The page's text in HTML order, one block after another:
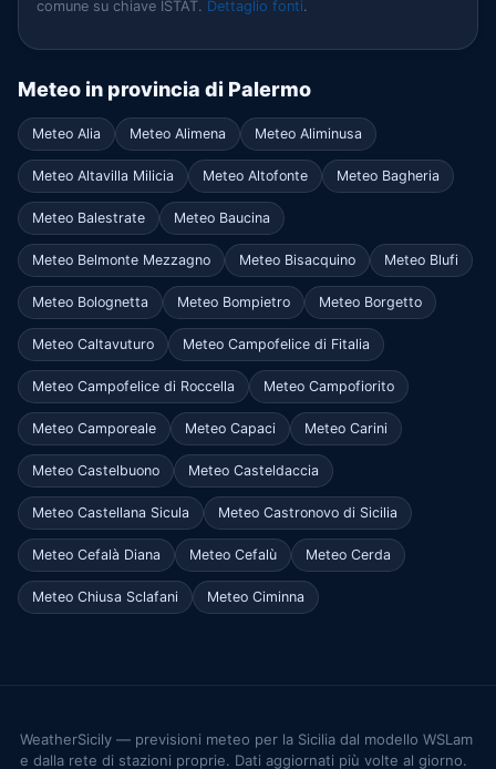
comune su chiave ISTAT. Dettaglio fonti.
Meteo in provincia di Palermo
Meteo Alia Meteo Alimena Meteo Aliminusa
Meteo Altavilla Milicia Meteo Altofonte Meteo Bagheria
Meteo Balestrate Meteo Baucina
Meteo Belmonte Mezzagno Meteo Bisacquino Meteo Blufi
Meteo Bolognetta Meteo Bompietro Meteo Borgetto
Meteo Caltavuturo Meteo Campofelice di Fitalia
Meteo Campofelice di Roccella Meteo Campofiorito
Meteo Camporeale Meteo Capaci Meteo Carini
Meteo Castelbuono Meteo Casteldaccia
Meteo Castellana Sicula Meteo Castronovo di Sicilia
Meteo Cefalà Diana Meteo Cefalù Meteo Cerda
Meteo Chiusa Sclafani Meteo Ciminna
WeatherSicily — previsioni meteo per la Sicilia dal modello WSLam
e dalla rete di stazioni proprie. Dati aggiornati più volte al giorno.